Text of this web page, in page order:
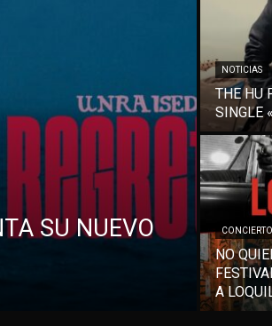
SU NUEVO
NOTICIAS
THE HU
SINGLE
NO
A